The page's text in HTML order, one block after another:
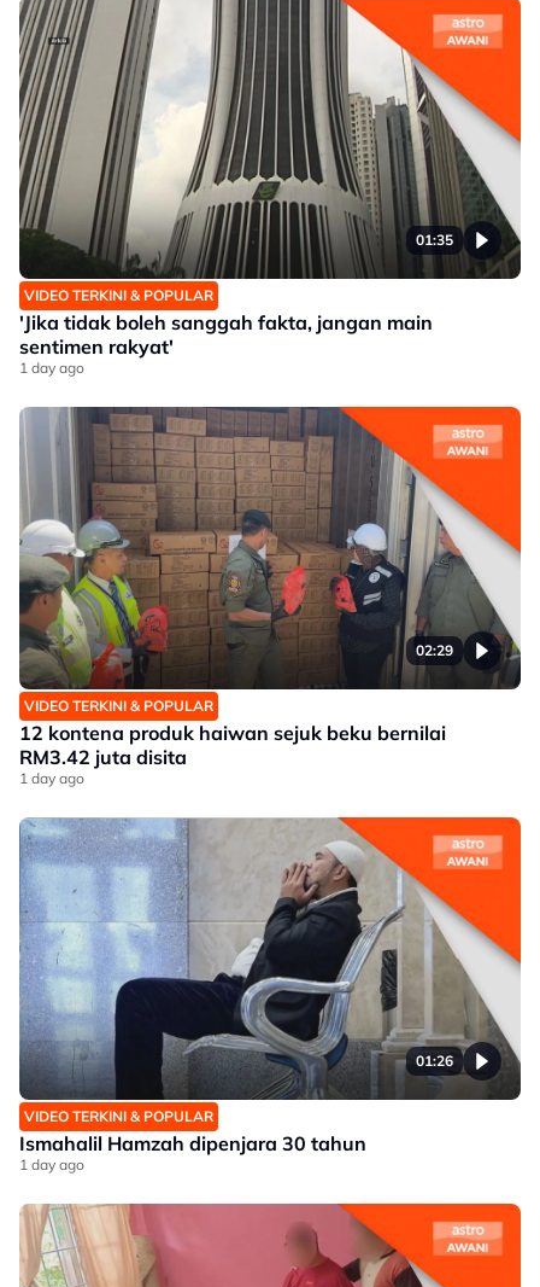
01:35
VIDEO TERKINI & POPULAR
'Jika tidak boleh sanggah fakta, jangan main
sentimen rakyat'
1 day ago
02:29
VIDEO TERKINI & POPULAR
12 kontena produk haiwan sejuk beku bernilai
RM3.42 juta disita
1 day ago
01:26
VIDEO TERKINI & POPULAR
Ismahalil Hamzah dipenjara 30 tahun
1 day ago